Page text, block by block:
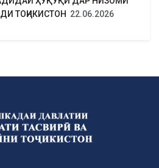
ТОҶИКИСТОН 22.06.2026